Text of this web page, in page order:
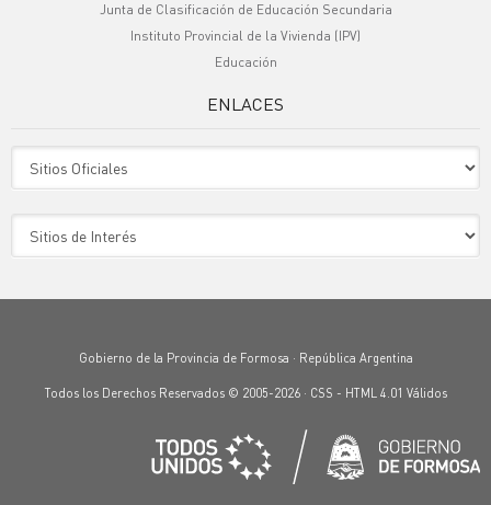
Junta de Clasificación de Educación Secundaria
Instituto Provincial de la Vivienda (IPV)
Educación
ENLACES
Gobierno de la Provincia de Formosa · República Argentina
Todos los Derechos Reservados © 2005-2026 · CSS - HTML 4.01 Válidos